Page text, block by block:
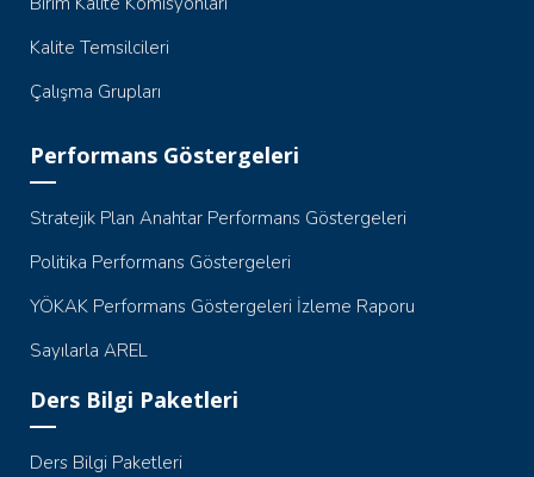
Kalite Temsilcileri
Çalışma Grupları
Performans Göstergeleri
Stratejik Plan Anahtar Performans Göstergeleri
Politika Performans Göstergeleri
YÖKAK Performans Göstergeleri İzleme Raporu
Sayılarla AREL
Ders Bilgi Paketleri
Ders Bilgi Paketleri